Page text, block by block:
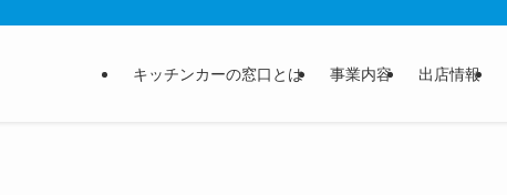
キッチンカーの窓口とは 事業内容 出店情報